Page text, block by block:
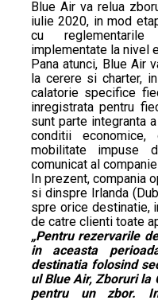
Blue Air va relua
iulie 2020, in mod
cu
implementate la nivel
Pana atunci, Blue Air
la cerere si charter,
calatorie specifice
inregistrata pentru
sunt parte integranta
conditii
mobilitate impuse
comunicat al
In prezent, compania
si dinspre Irlanda
spre orice destinatie,
de catre clienti toate
„Pentru rezervarile
in aceasta
destinatia folosind
ul Blue Air, Zboruri la
pentru un zbor.